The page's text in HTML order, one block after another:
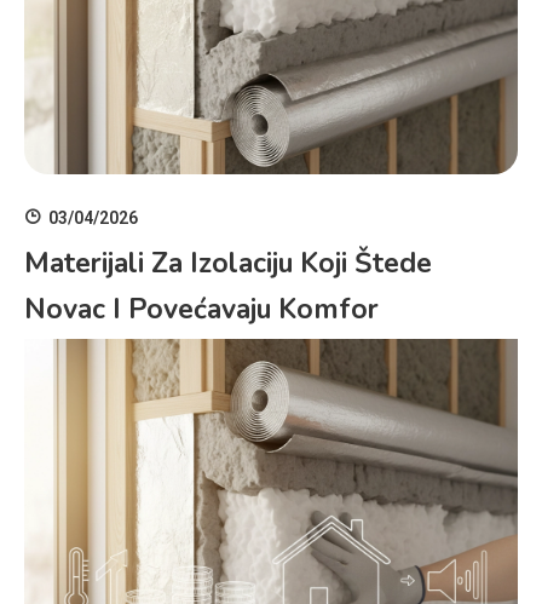
03/04/2026
Materijali Za Izolaciju Koji Štede
Novac I Povećavaju Komfor